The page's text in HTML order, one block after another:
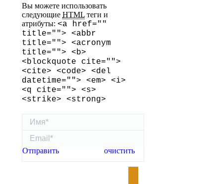
Вы можете использовать
следующие HTML теги и
атрибуты: <a href=""
title=""> <abbr
title=""> <acronym
title=""> <b>
<blockquote cite="">
<cite> <code> <del
datetime=""> <em> <i>
<q cite=""> <s>
<strike> <strong>
Имя *
Email *
очистить
Отправить